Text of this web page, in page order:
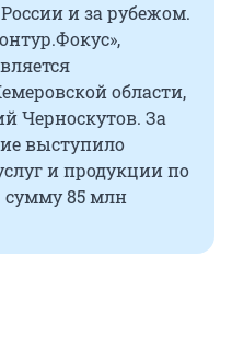
и за рубежом.
области,
Черноскутов. За
выступило
и продукции по
сумму 85 млн